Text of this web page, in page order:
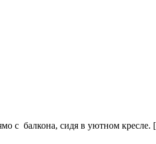
с балкона, сидя в уютном